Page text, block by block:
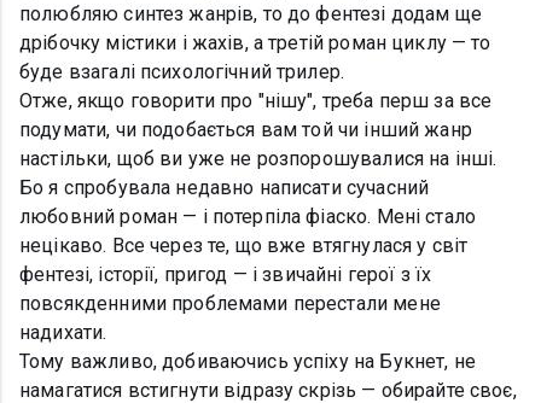
полюбляю синтез жанрів, то до фентезі додам ще
дрібочку містики і жахів, а третій роман циклу — то
буде взагалі психологічний трилер.
Отже, якщо говорити про "нішу", треба перш за все
подумати, чи подобається вам той чи інший жанр
настільки, щоб ви уже не розпорошувалися на інші.
Бо я спробувала недавно написати сучасний
любовний роман — і потерпіла фіаско. Мені стало
нецікаво. Все через те, що вже втягнулася у світ
фентезі, історії, пригод — і звичайні герої з їх
повсякденними проблемами перестали мене
надихати.
Тому важливо, добиваючись успіху на Букнет, не
намагатися встигнути відразу скрізь — обирайте своє,